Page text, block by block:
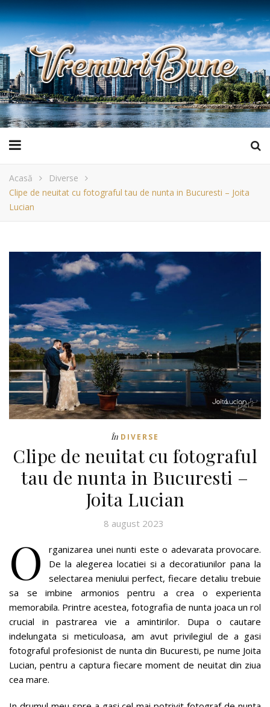
Acasă
Diverse
Clipe de neuitat cu fotograful tau de nunta in Bucuresti – Joita
Lucian
În DIVERSE
Clipe de neuitat cu fotograful
tau de nunta in Bucuresti –
Joita Lucian
8 august 2023
O
rganizarea unei nunti este o adevarata provocare.
De la alegerea locatiei si a decoratiunilor pana la
selectarea meniului perfect, fiecare detaliu trebuie
sa se imbine armonios pentru a crea o experienta
memorabila. Printre acestea, fotografia de nunta joaca un rol
crucial in pastrarea vie a amintirilor. Dupa o cautare
indelungata si meticuloasa, am avut privilegiul de a gasi
fotograful profesionist de nunta din Bucuresti, pe nume Joita
Lucian, pentru a captura fiecare moment de neuitat din ziua
cea mare.